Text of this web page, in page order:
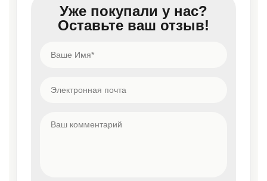
Уже покупали у нас?
Оставьте ваш отзыв!